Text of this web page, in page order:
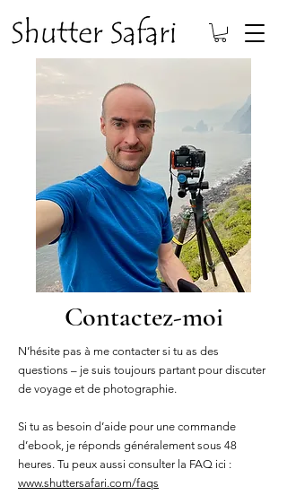
Contactez-moi
N’hésite pas à me contacter si tu as des
questions – je suis toujours partant pour discuter
de voyage et de photographie.
Si tu as besoin d’aide pour une commande
d’ebook, je réponds généralement sous 48
heures. Tu peux aussi consulter la FAQ ici :
www.shuttersafari.com/faqs